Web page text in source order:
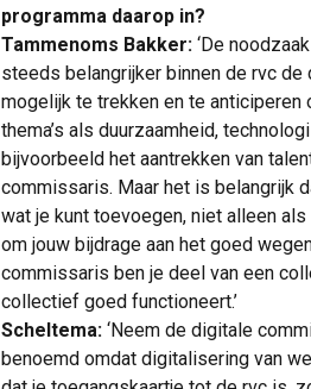
programma daarop in?
Tammenoms Bakker: ‘De
steeds belangrijker binnen de rvc
mogelijk te trekken en te
thema’s als duurzaamheid,
bijvoorbeeld het aantrekken van
commissaris. Maar het is belangrijk
wat je kunt toevoegen, niet alleen
om jouw bijdrage aan het goed
commissaris ben je deel van een
collectief goed functioneert.’
Scheltema: ‘Neem de digitale
benoemd omdat digitalisering van